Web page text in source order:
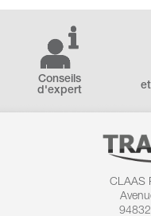
Conseils
d'expert
CLAAS